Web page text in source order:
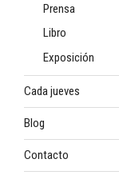
Prensa
Libro
Exposición
Cada jueves
Blog
Contacto